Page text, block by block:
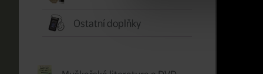
Ostatní doplňky